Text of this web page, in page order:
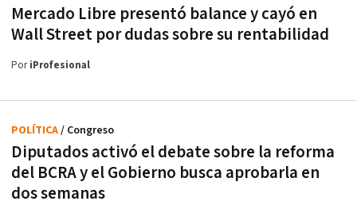
Mercado Libre presentó balance y cayó en
Wall Street por dudas sobre su rentabilidad
PoriProfesional
Diputados activó el debate sobre la reforma
del BCRA y el Gobierno busca aprobarla en
dos semanas
POLÍTICA/ Congreso